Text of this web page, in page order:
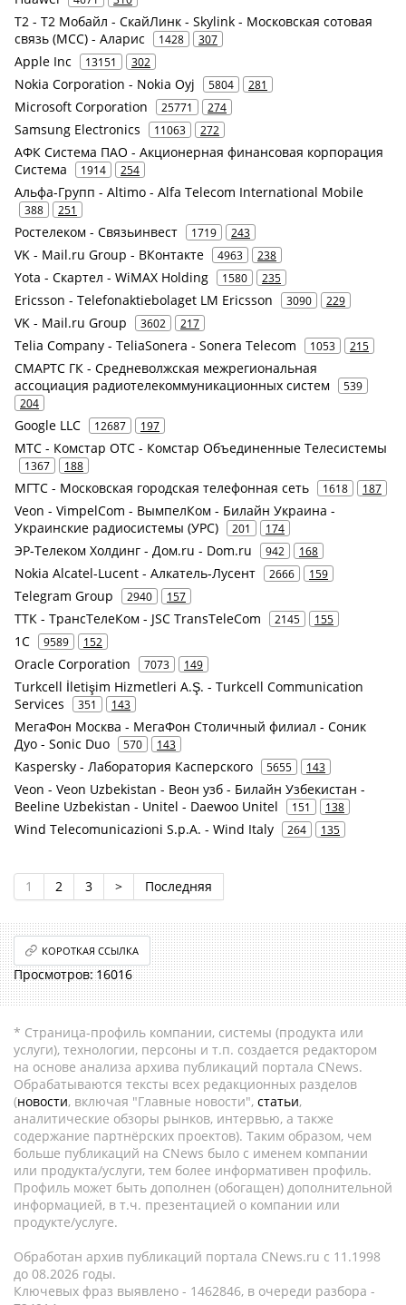
Т2 - Т2 Мобайл - СкайЛинк - Skylink - Московская сотовая
связь (МСС) - Аларис
1428 307
Apple Inc 13151 302
Nokia Corporation - Nokia Oyj 5804 281
Microsoft Corporation 25771 274
Samsung Electronics 11063 272
АФК Система ПАО - Акционерная финансовая корпорация
Система
1914 254
Альфа-Групп - Altimo - Alfa Telecom International Mobile
388 251
Ростелеком - Связьинвест 1719 243
VK - Mail.ru Group - ВКонтакте 4963 238
Yota - Скартел - WiMAX Holding 1580 235
Ericsson - Telefonaktiebolaget LM Ericsson 3090 229
VK - Mail.ru Group 3602 217
Telia Company - TeliaSonera - Sonera Telecom 1053 215
СМАРТС ГК - Средневолжская межрегиональная
ассоциация радиотелекоммуникационных систем
539
204
Google LLC 12687 197
МТС - Комстар ОТС - Комстар Объединенные Телесистемы
1367 188
МГТС - Московская городская телефонная сеть 1618 187
Veon - VimpelCom - ВымпелКом - Билайн Украина -
Украинские радиосистемы (УРС)
201 174
ЭР-Телеком Холдинг - Дом.ru - Dom.ru 942 168
Nokia Alcatel-Lucent - Алкатель-Лусент 2666 159
Telegram Group 2940 157
ТТК - ТрансТелеКом - JSC TransTeleCom 2145 155
1С 9589 152
Oracle Corporation 7073 149
Turkcell İletişim Hizmetleri A.Ş. - Turkcell Communication
Services
351 143
МегаФон Москва - МегаФон Столичный филиал - Соник
Дуо - Sonic Duo
570 143
Kaspersky - Лаборатория Касперского 5655 143
Veon - Veon Uzbekistan - Веон узб - Билайн Узбекистан -
Beeline Uzbekistan - Unitel - Daewoo Unitel
151 138
Wind Telecomunicazioni S.p.A. - Wind Italy 264 135
1 2 3 > Последняя
КОРОТКАЯ ССЫЛКА
16016
* Страница-профиль компании, системы (продукта или
услуги), технологии, персоны и т.п. создается редактором
на основе анализа архива публикаций портала CNews.
Обрабатываются тексты всех редакционных разделов
(новости, включая "Главные новости", статьи,
аналитические обзоры рынков, интервью, а также
содержание партнёрских проектов). Таким образом, чем
больше публикаций на CNews было с именем компании
или продукта/услуги, тем более информативен профиль.
Профиль может быть дополнен (обогащен) дополнительной
информацией, в т.ч. презентацией о компании или
продукте/услуге.
Обработан архив публикаций портала CNews.ru c 11.1998
до 08.2026 годы.
Ключевых фраз выявлено - 1462846, в очереди разбора -